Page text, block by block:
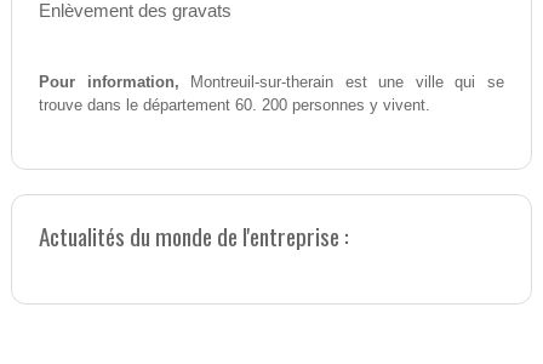
Enlèvement des gravats
Pour information, Montreuil-sur-therain est une ville qui se
trouve dans le département 60. 200 personnes y vivent.
Actualités du monde de l'entreprise :